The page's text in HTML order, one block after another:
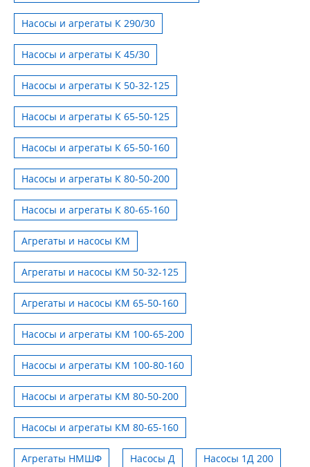
Насосы и агрегаты К 290/30
Насосы и агрегаты К 45/30
Насосы и агрегаты К 50-32-125
Насосы и агрегаты К 65-50-125
Насосы и агрегаты К 65-50-160
Насосы и агрегаты К 80-50-200
Насосы и агрегаты К 80-65-160
Агрегаты и насосы КМ
Агрегаты и насосы КМ 50-32-125
Агрегаты и насосы КМ 65-50-160
Насосы и агрегаты КМ 100-65-200
Насосы и агрегаты КМ 100-80-160
Насосы и агрегаты КМ 80-50-200
Насосы и агрегаты КМ 80-65-160
Агрегаты НМШФ Насосы Д Насосы 1Д 200